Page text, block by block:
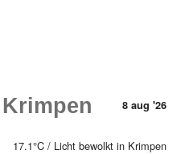
8 aug '26
17.1°C / Licht bewolkt in Krimpen